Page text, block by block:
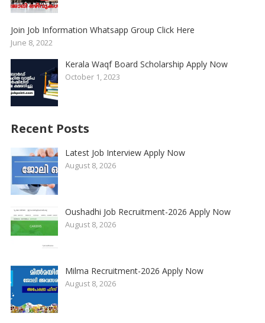
Join Job Information Whatsapp Group Click Here
June 8, 2022
Kerala Waqf Board Scholarship Apply Now
October 1, 2023
Recent Posts
Latest Job Interview Apply Now
August 8, 2026
Oushadhi Job Recruitment-2026 Apply Now
August 8, 2026
Milma Recruitment-2026 Apply Now
August 8, 2026